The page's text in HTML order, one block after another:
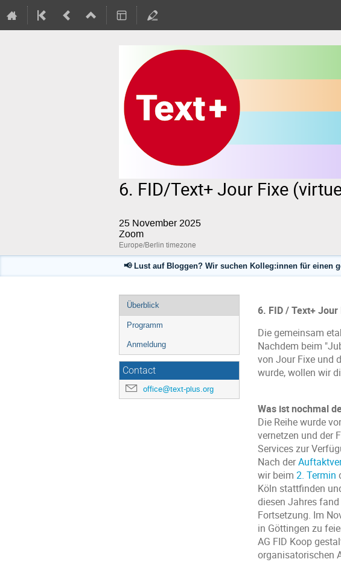
6. FID/Text+ Jour Fixe
25 November 2025
Zoom
Europe/Berlin timezone
📢 Lust auf Bloggen? Wir suchen Kolleg:innen für einen
Event
menu
Überblick
Programm
Anmeldung
Contact
office@text-plus.org
6. FID / Text+
Die gemeinsam
Nachdem beim
von Jour Fixe und
wurde, wollen wir
Was ist nochmal
Die Reihe wurde
vernetzen und der
Services zur
Nach der
wir beim 2. Termin
Köln stattfinden
diesen Jahres
Fortsetzung. Im
in Göttingen zu
AG FID Koop
organisatorischen